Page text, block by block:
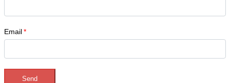
Email*
Send